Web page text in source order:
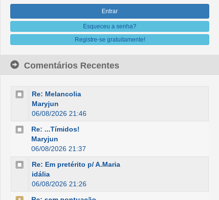
Esqueceu a senha?
Registre-se gratuitamente!
Comentários Recentes
Re: Melancolia
Maryjun
06/08/2026 21:46
Re: ...Tímidos!
Maryjun
06/08/2026 21:37
Re: Em pretérito p/ A.Maria
idália
06/08/2026 21:26